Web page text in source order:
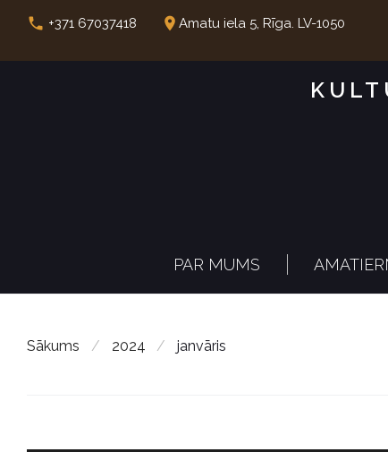
e
call +371 67037418 place Amatu iela 5, Rīga. LV-1050
PAR MUMS
Sākums / 2024 / janvāris